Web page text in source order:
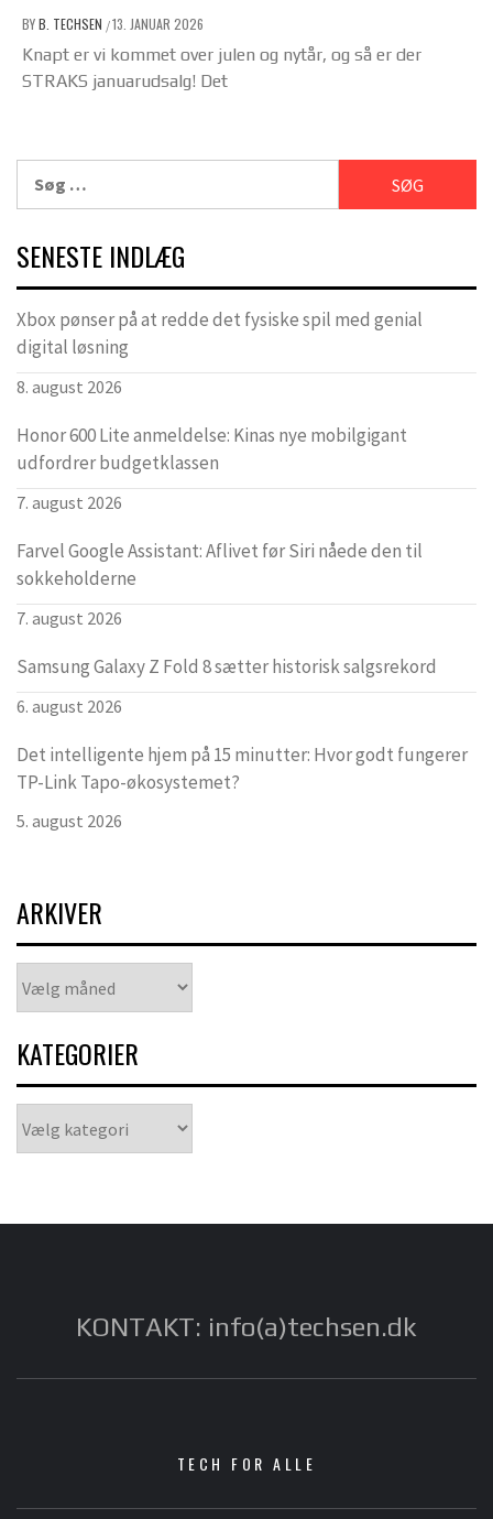
BYB. TECHSEN /13. JANUAR 2026
Knapt er vi kommet over julen og nytår, og så er der
STRAKS januarudsalg! Det
efter:
SENESTE INDLÆG
Xbox pønser på at redde det fysiske spil med genial
digital løsning
8. august 2026
Honor 600 Lite anmeldelse: Kinas nye mobilgigant
udfordrer budgetklassen
7. august 2026
Farvel Google Assistant: Aflivet før Siri nåede den til
sokkeholderne
7. august 2026
Samsung Galaxy Z Fold 8 sætter historisk salgsrekord
6. august 2026
Det intelligente hjem på 15 minutter: Hvor godt fungerer
TP-Link Tapo-økosystemet?
5. august 2026
ARKIVER
KATEGORIER
KONTAKT: info(a)techsen.dk
TECH FOR ALLE